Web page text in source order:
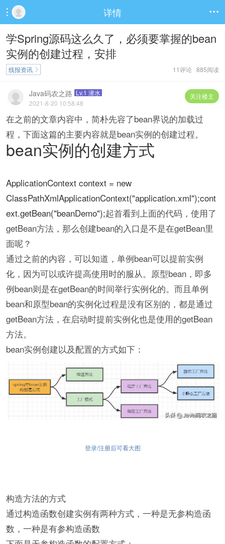
 详情 
学Spring源码这么久了，必须要掌握的bean
实例的创建过程，安排
11评论 885阅读
线报资讯 
关注楼主
Java码农之路 Lv.1 潜水
2021-8-20 10:58:48
在之前的文章内容中，简朴先容了bean界说的加载过
程，下面这篇的主要内容就是bean实例的创建过程。
bean实例的创建方式
ApplicationContext context = new
ClassPathXmlApplicationContext("application.xml");cont
ext.getBean("beanDemo");起首看到上面的代码，使用了
getBean方法，那么创建bean的入口是不是在getBean里
面呢？
通过之前的内容，可以知道，单例bean可以提前实例
化，因为可以或许提高使用时的服从。原型bean，即多
例bean则是在getBean的时间举行实例化的。而且单例
bean和原型bean的实例化过程是没有区别的，都是通过
getBean方法，在启动时提前实例化也是使用的getBean
方法。
bean实例创建以及配置的方式如下：
登录/注册后可看大图
构造方法的方式
通过构造函数创建实例有两种方式，一种是无参构造函
数，一种是有参构造函数